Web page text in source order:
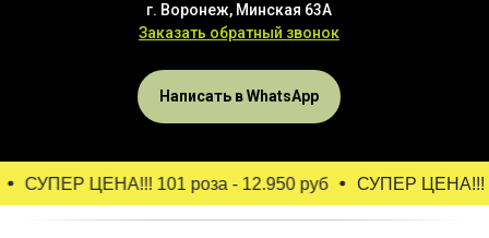
г. Воронеж, Минская 63А
Заказать обратный звонок
Написать в WhatsApp
СУПЕР ЦЕНА!!! 101 роза - 12.950 руб СУПЕР ЦЕНА!!!